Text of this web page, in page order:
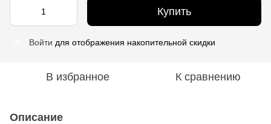
Купить
Войти для отображения накопительной скидки
В избранное К сравнению
Описание